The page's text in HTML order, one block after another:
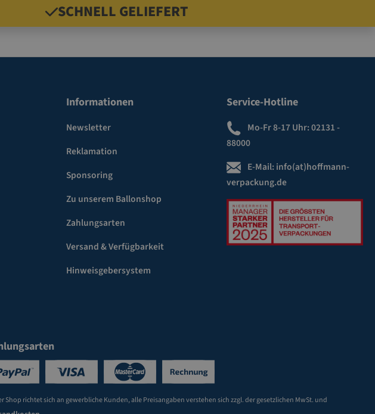
SCHNELL GELIEFERT
Informationen
Newsletter
Reklamation
Sponsoring
Zu unserem Ballonshop
Zahlungsarten
Versand & Verfügbarkeit
Hinweisgebersystem
Service-Hotline
Mo-Fr 8-17 Uhr:02131 -
88000
E-Mail: info(at)hoffmann-
verpackung.de
Shop richtet sich an gewerbliche Kunden, alle Preisangaben verstehen sich zzgl. der gesetzlichen MwSt. und